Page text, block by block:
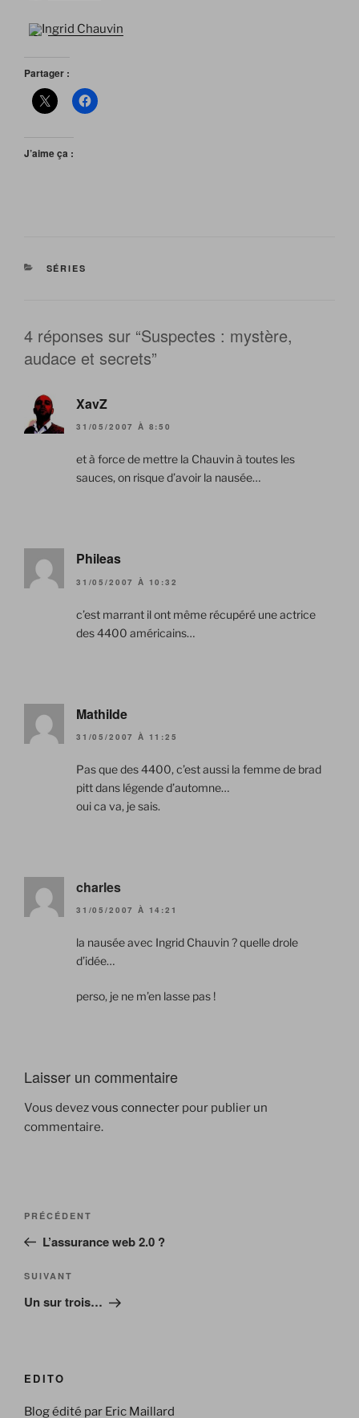
Ingrid Chauvin
Partager :
J’aime ça :
CATÉGORIES
SÉRIES
4 réponses sur “Suspectes : mystère,
audace et secrets”
XavZ
31/05/2007 À 8:50
et à force de mettre la Chauvin à toutes les
sauces, on risque d’avoir la nausée…
Phileas
31/05/2007 À 10:32
c’est marrant il ont même récupéré une actrice
des 4400 américains…
Mathilde
31/05/2007 À 11:25
Pas que des 4400, c’est aussi la femme de brad
pitt dans légende d’automne…
oui ca va, je sais.
charles
31/05/2007 À 14:21
la nausée avec Ingrid Chauvin ? quelle drole
d’idée…
perso, je ne m’en lasse pas !
Laisser un commentaire
Vous devezvous connecter pour publier un
commentaire.
Navigation
l’article
Article
précédent
PRÉCÉDENT
L’assurance web 2.0 ?
Article
suivant
SUIVANT
Un sur trois…
EDITO
Blog édité par Eric Maillard